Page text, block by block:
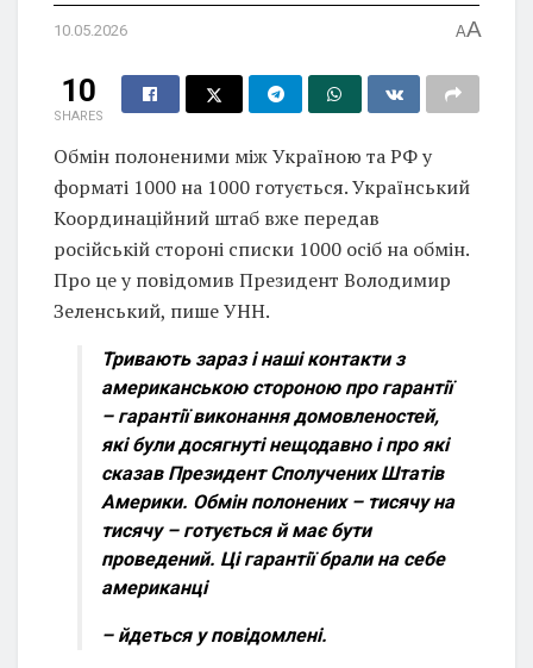
10.05.2026 AA
10
SHARES
Обмін полоненими між Україною та РФ у
форматі 1000 на 1000 готується. Український
Координаційний штаб вже передав
російській стороні списки 1000 осіб на обмін.
Про це у повідомив Президент Володимир
Зеленський, пише УНН.
Тривають зараз і наші контакти з
американською стороною про гарантії
– гарантії виконання домовленостей,
які були досягнуті нещодавно і про які
сказав Президент Сполучених Штатів
Америки. Обмін полонених – тисячу на
тисячу – готується й має бути
проведений. Ці гарантії брали на себе
американці
– йдеться у повідомлені.